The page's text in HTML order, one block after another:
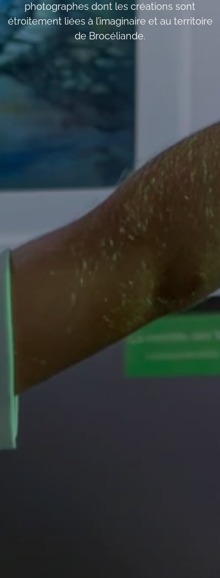
photographes dont les créations sont
étroitement liées à l’imaginaire et au territoire
de Brocéliande.